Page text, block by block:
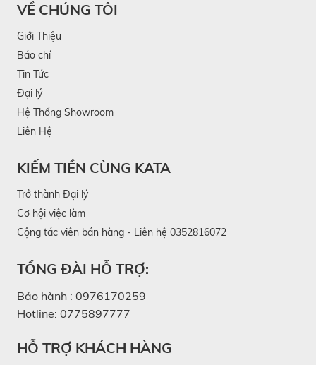
VỀ CHÚNG TÔI
Giới Thiệu
Báo chí
Tin Tức
Đại lý
Hệ Thống Showroom
Liên Hệ
KIẾM TIỀN CÙNG KATA
Trở thành Đại lý
Cơ hội việc làm
Cộng tác viên bán hàng - Liên hệ 0352816072
TỔNG ĐÀI HỖ TRỢ:
Bảo hành : 0976170259
Hotline: 0775897777
HỖ TRỢ KHÁCH HÀNG